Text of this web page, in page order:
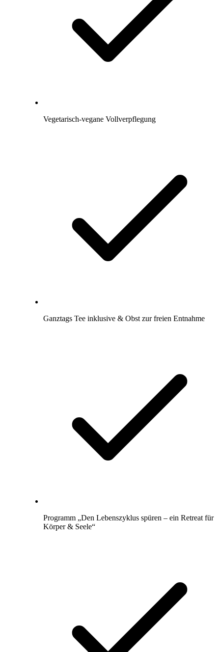
Vegetarisch-vegane Vollverpflegung
Ganztags Tee inklusive & Obst zur freien Entnahme
Programm „Den Lebenszyklus spüren – ein Retreat für
Körper & Seele“